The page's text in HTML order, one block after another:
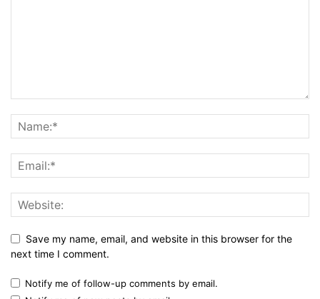
Save my name, email, and website in this browser for the
next time I comment.
Notify me of follow-up comments by email.